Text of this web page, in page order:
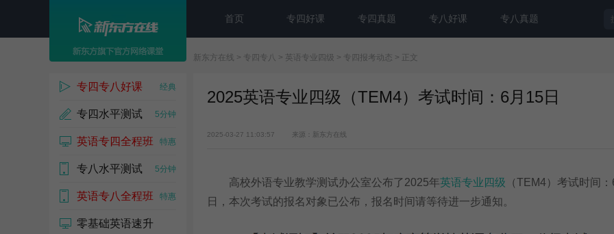
首页 专四好课 专四真题 专八好课 专八真题
新东方在线 > 专四专八 > 英语专业四级 > 专四报考动态 > 正文
专四专八好课 经典
专四水平测试 5分钟
英语专四全程班 特惠
专八水平测试 5分钟
英语专八全程班 特惠
零基础英语速升
2025英语专业四级（TEM4）考试时间：6月15日
2025-03-27 11:03:57 来源：新东方在线
高校外语专业教学测试办公室公布了2025年英语专业四级 （TEM4）考试时间：
日
，本次考试的报名对象已公布，报名时间请等待进一步通知。